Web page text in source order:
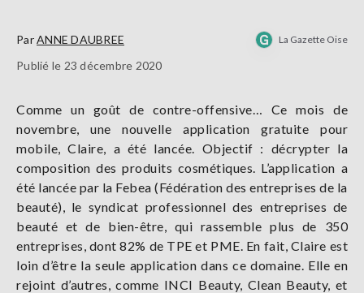
ParANNE DAUBREE La Gazette Oise
Publié le 23 décembre 2020
Comme un goût de contre-offensive… Ce mois de
novembre, une nouvelle application gratuite pour
mobile, Claire, a été lancée. Objectif : décrypter la
composition des produits cosmétiques. L’application a
été lancée par la Febea (Fédération des entreprises de la
beauté), le syndicat professionnel des entreprises de
beauté et de bien-être, qui rassemble plus de 350
entreprises, dont 82% de TPE et PME. En fait, Claire est
loin d’être la seule application dans ce domaine. Elle en
rejoint d’autres, comme INCI Beauty, Clean Beauty, et